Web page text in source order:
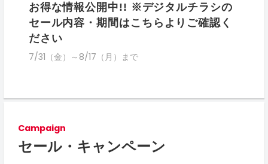
お得な情報公開中!! ※デジタルチラシの
セール内容・期間はこちらよりご確認く
ださい
7/31（金）～8/17（月）まで
Campaign
セール・キャンペーン